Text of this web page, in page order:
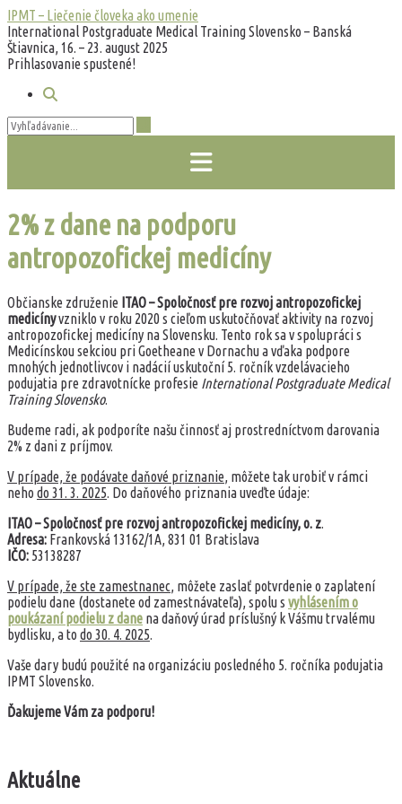
Prejsť
na
obsah
IPMT – Liečenie človeka ako umenie
International Postgraduate Medical Training Slovensko – Banská
Štiavnica, 16. – 23. august 2025
Prihlasovanie spustené!
2% z dane na podporu
antropozofickej medicíny
Občianske združenie ITAO – Spoločnosť pre rozvoj antropozofickej
medicínyvzniklo v roku 2020 s cieľom uskutočňovať aktivity na rozvoj
antropozofickej medicíny na Slovensku. Tento rok sa v spolupráci s
Medicínskou sekciou pri Goetheane v Dornachu a vďaka podpore
mnohých jednotlivcov i nadácií uskutoční 5. ročník vzdelávacieho
podujatia pre zdravotnícke profesie International Postgraduate Medical
Training Slovensko.
Budeme radi, ak podporíte našu činnosť aj prostredníctvom darovania
2% z dani z príjmov.
V prípade, že podávate daňové priznanie, môžete tak urobiť v rámci
neho do 31. 3. 2025. Do daňového priznania uveďte údaje:
ITAO – Spoločnosť pre rozvoj antropozofickej medicíny, o. z.
Adresa: Frankovská 13162/1A, 831 01 Bratislava
IČO: 53138287
V prípade, že ste zamestnanec, môžete zaslať potvrdenie o zaplatení
podielu dane (dostanete od zamestnávateľa), spolu s vyhlásením o
poukázaní podielu z dane na daňový úrad príslušný k Vášmu trvalému
bydlisku, a to do 30. 4. 2025.
Vaše dary budú použité na organizáciu posledného 5. ročníka podujatia
IPMT Slovensko.
Ďakujeme Vám za podporu!
Aktuálne